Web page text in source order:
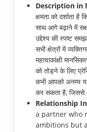
Description in
क्षमता को दर्शाता
साथ आगे बढ़ाने में
उद्देश्य की स्पष्ट
सभी क्षेत्रों में
महत्वाकांक्षी
को तोड़ने के लिए
कभी आपको अनम्य
कर सकता है,
Relationship
a partner who
ambitions but